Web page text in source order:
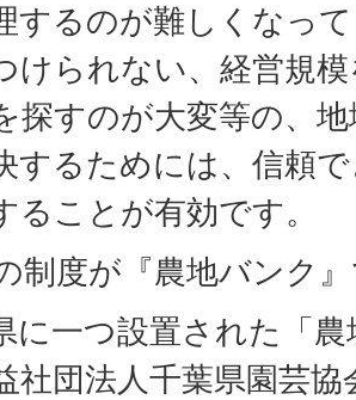
するのが難しくなっ
けられない、経営規
探すのが大変等の、
するためには、信頼
ることが有効です。
制度が『農地バンク
に一つ設置された「
社団法人千葉県園芸